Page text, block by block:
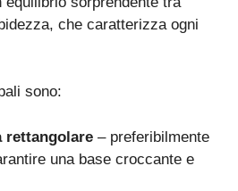
che caratterizza ogni
sono:
rettangolare – preferibilmente
una base croccante e